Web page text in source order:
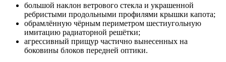
большой наклон ветрового стекла и украшенной
ребристыми продольными профилями крышки капота;
обрамлённую чёрным периметром шестиугольную
имитацию радиаторной решётки;
агрессивный прищур частично вынесенных на
боковины блоков передней оптики.